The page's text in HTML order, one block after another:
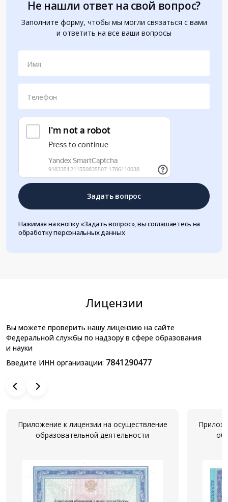
Не нашли ответ на свой вопрос?
Заполните форму, чтобы мы могли связаться с вами
и ответить на все ваши вопросы
Имя
Телефон
Задать вопрос
Нажимая на кнопку «Задать вопрос», вы соглашаетесь на
обработку персональных данных
Лицензии
Вы можете проверить нашу лицензию на сайте
Федеральной службы по надзору в сфере образования
и науки
Введите ИНН организации: 7841290477
Приложение к лицензии на осуществление
образовательной деятельности